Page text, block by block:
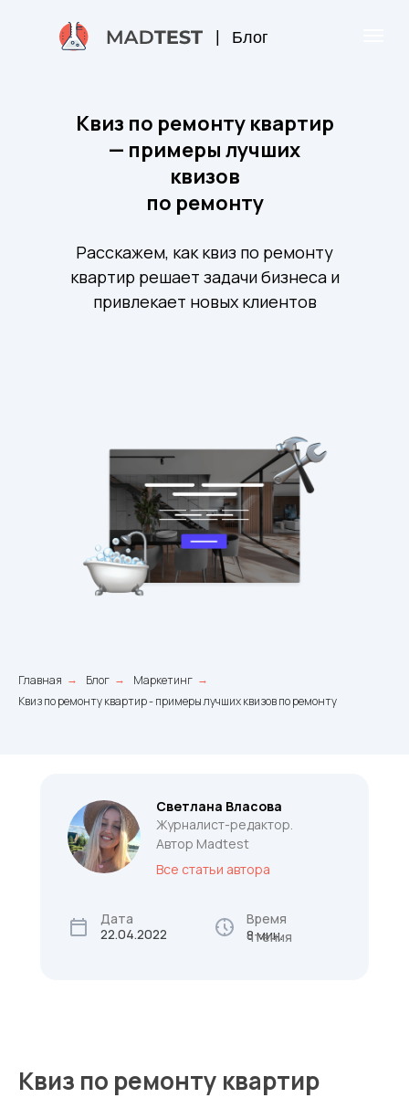
Блог
Квиз по ремонту квартир
— примеры лучших
квизов
по ремонту
Расскажем, как квиз по ремонту
квартир решает задачи бизнеса и
привлекает новых клиентов
Главная → Блог → Маркетинг →
Квиз по ремонту квартир - примеры лучших квизов по ремонту
22.04.2022
Дата
8 мин.
Время
чтения
Светлана Власова
Журналист-редактор.
Автор Madtest
Все статьи автора
Квиз по ремонту квартир